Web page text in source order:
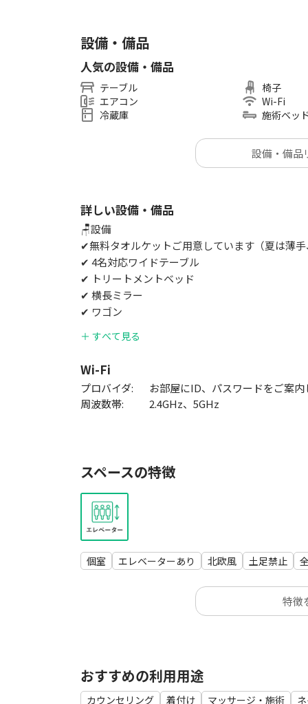
■新着情報
・2026年7月29日、キッチン周りを改善しました
これまではキッチン台の上に冷蔵庫を設置して
態でした。今回、冷蔵庫とホットキャビを床に
ました。
🌿ほかの店舗も是非ご利用くださいませ！
https://kashispace.com/room/
📍1R 約20㎡
👥 最大4名
⚠ 室内禁煙・セルフクリーニング制
設備・備品
人気の設備・備品
テーブル
エアコン
冷蔵庫
椅子
Wi-Fi
施術ベッ
設備・備品
詳しい設備・備品
🪑設備
✔無料タオルケットご用意しています（夏は薄
✔ 4名対応ワイドテーブル
✔ トリートメントベッド
✔ 横長ミラー
✔ ワゴン
✔ エアコン
✔ 室内トイレ
✔ エレベーター有
＋ すべて見る
Wi-Fi
プロバイダ:
お部屋にID、パスワードをご案
周波数帯:
2.4GHz、5GHz
スペースの特徴
個室 エレベーターあり 北欧風 土足禁止
特徴
おすすめの利用用途
カウンセリング 着付け マッサージ・施術